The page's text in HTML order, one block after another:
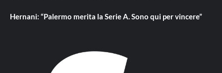
Hernani: “Palermo merita la Serie A. Sono qui per vincere”